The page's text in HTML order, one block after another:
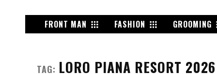
FRONT MAN FASHION GROOMING
TAG: LORO PIANA RESORT 2026